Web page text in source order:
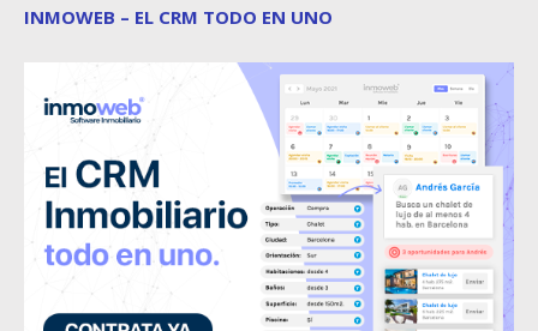
INMOWEB – EL CRM TODO EN UNO